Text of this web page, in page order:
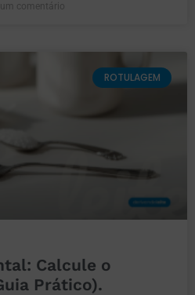
comentário
ROTULAGEM
Calcule o
Prático).